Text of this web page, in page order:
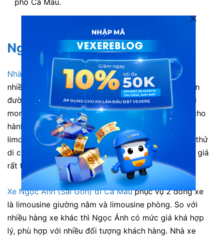
Ngọc Ánh (Sài Gòn)
Nhà xe Ngọc Ánh chắc hẳn đã quá quen thuộc với
nhiều hành khách thường xuyên di chuyển các tuyến
đường Sài Gòn – Cà Mau và Sài Gòn – Bạc Liêu. Với
mong muốn mang đến những trải nghiệm tốt nhất cho
hành khách, nhà xe đã mạnh dạn đầu tư dàn xe
limousine cực ấn tượng. Nhiều hành khách đã từng thử
di chuyển bằng dòng xe này đều để lại những đánh giá
rất tốt.
Xe Ngọc Ánh (Sài Gòn) đi Cà Mauphục vụ 2 dòng xe
là limousine giường nằm và limousine phòng. So với
nhiều hàng xe khác thì Ngọc Ánh có mức giá khá hợp
lý, phù hợp với nhiều đối tượng khách hàng. Nhà xe